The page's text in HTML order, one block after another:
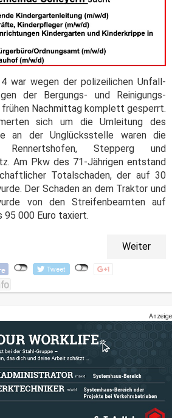
war wegen der polizeilichen Unfall-
der Bergungs- und Reinigungs-
frühen Nachmittag komplett gesperrt.
sich um die Umleitung des
an der Unglücksstelle waren die
Rennertshofen, Stepperg und
Am Pkw des 71-Jährigen entstand
Totalschaden, der auf 30
Der Schaden an dem Traktor und
von den Streifenbeamten auf
95 000 Euro taxiert.
Weiter
Anzeige